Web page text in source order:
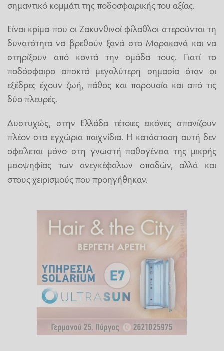
σημαντικό κομμάτι της ποδοσφαιρικής του αξίας.
Είναι κρίμα που οι Ζακυνθινοί φίλαθλοι στερούνται τη
δυνατότητα να βρεθούν ξανά στο Μαρακανά και να
στηρίξουν από κοντά την ομάδα τους. Γιατί το
ποδόσφαιρο αποκτά μεγαλύτερη σημασία όταν οι
εξέδρες έχουν ζωή, πάθος και παρουσία και από τις
δύο πλευρές.
Δυστυχώς, στην Ελλάδα τέτοιες εικόνες σπανίζουν
πλέον στα εγχώρια παιχνίδια. Η κατάσταση αυτή δεν
οφείλεται μόνο στη γνωστή παθογένεια της μικρής
μειοψηφίας των ανεγκέφαλων οπαδών, αλλά και
στους χειρισμούς που προηγήθηκαν.